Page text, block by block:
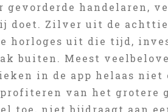
gevorderde handelaren,
doet. Zilver uit de
horloges uit die tijd,
buiten. Meest
in de app helaas
van het grotere
toe, niet bijdraagt aan